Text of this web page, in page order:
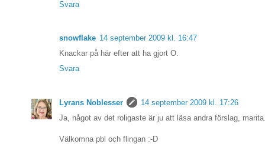
Svara
snowflake 14 september 2009 kl. 16:47
Knackar på här efter att ha gjort O.
Svara
Lyrans Noblesser
14 september 2009 kl. 17:26
Ja, något av det roligaste är ju att läsa andra förslag,
Välkomna pbl och flingan :-D